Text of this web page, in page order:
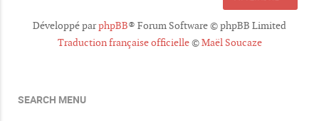
Développé parphpBB® Forum Software © phpBB Limited
Traduction française officielle©Maël Soucaze
SEARCH MENU